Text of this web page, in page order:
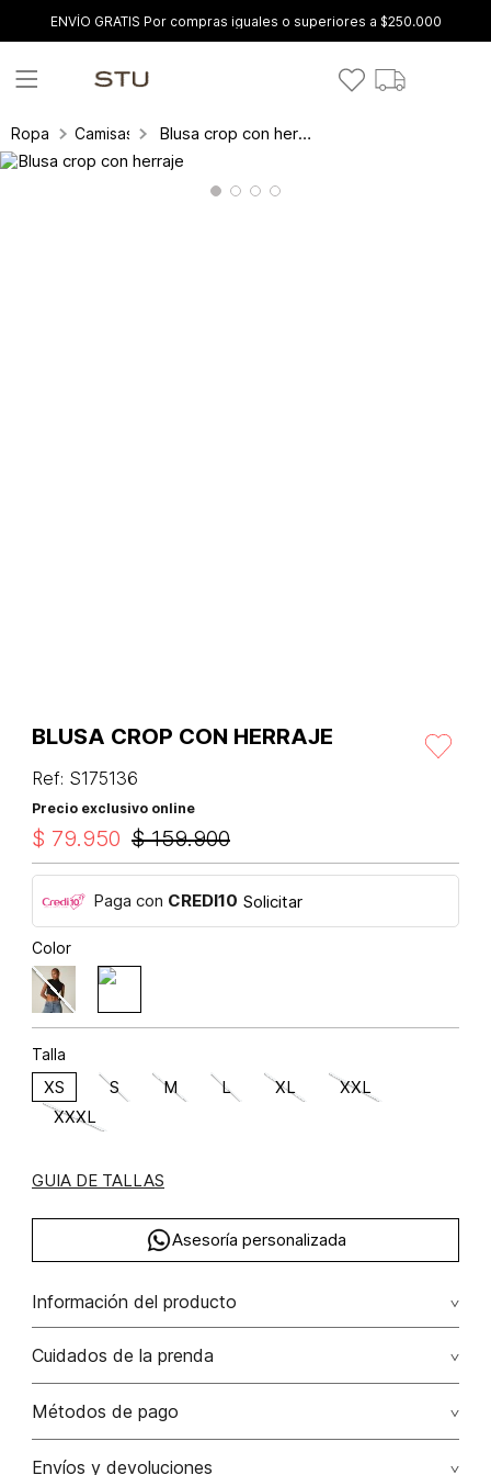
ENVÍO GRATIS Por compras iguales o superiores a $250.000
Ropa Camisas y blusas Blusa crop con herraje
BLUSA CROP CON HERRAJE
Ref: S175136
Precio exclusivo online
$ 159.900
$ 79.950
Paga con CREDI10 Solicitar
Color
Talla
XS S M L XL
XXL
XXXL
GUIA DE TALLAS
Asesoría personalizada
Información del producto
C42-canton style (np) viscosa 92% elastano 8% 92.00%
viscosa/viscose8.00% elastano/elastane
Cuidados de la prenda
No dejar en remojo /lavar por separado / no utilizar
Métodos de pago
Tarjetas de crédito: Visa, Dinners, Master Card y American
Envíos y devoluciones